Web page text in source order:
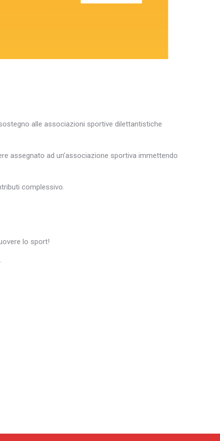
alle associazioni sportive dilettantistiche
assegnato ad un’associazione sportiva immettendo
complessivo.
lo sport!